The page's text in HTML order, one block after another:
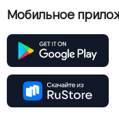
Мобильное